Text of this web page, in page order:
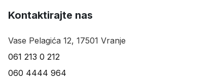
Kontaktirajte nas
Vase Pelagića 12, 17501 Vranje
061 213 0 212
060 4444 964